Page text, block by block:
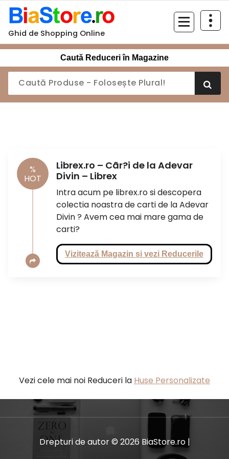
Sari
conținut
Ghid de Shopping Online
Caută Reduceri în Magazine
%
HOT
Librex.ro – Cãr?i de la Adevar
Divin – Librex
Intra acum pe librex.ro si descopera
colectia noastra de carti de la Adevar
Divin ? Avem cea mai mare gama de
carti?
Vizitează Magazin si vezi Reducerile
Vezi cele mai noi Reduceri la Huse Personalizate
Drepturi de autor © 2026 BiaStore.ro |